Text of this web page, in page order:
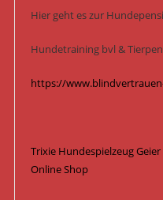
Hier geht es zur
Hundetraining bvl &
https://
Trixie Hundespielzeug
Online Shop